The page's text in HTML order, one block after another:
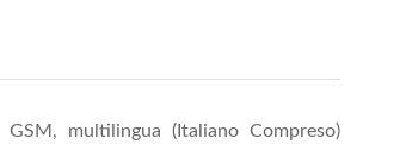
multilingua (Italiano Compreso)